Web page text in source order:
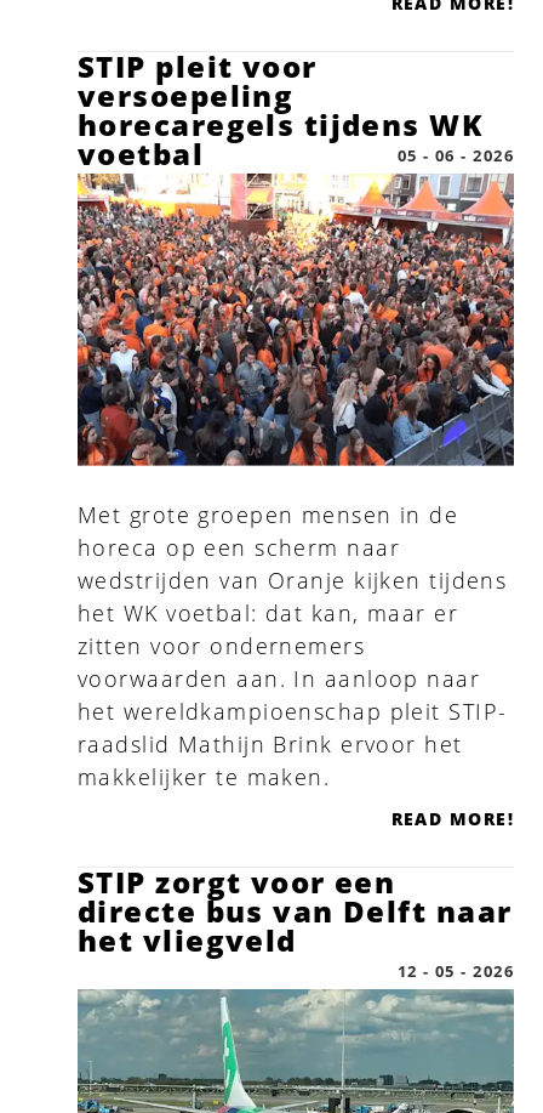
STIP pleit voor
versoepeling
horecaregels tijdens WK
voetbal 05 - 06 - 2026
Met grote groepen mensen in de
horeca op een scherm naar
wedstrijden van Oranje kijken tijdens
het WK voetbal: dat kan, maar er
zitten voor ondernemers
voorwaarden aan. In aanloop naar
het wereldkampioenschap pleit STIP-
raadslid Mathijn Brink ervoor het
makkelijker te maken.
READ MORE!
STIP zorgt voor een
directe bus van Delft naar
het vliegveld
12 - 05 - 2026